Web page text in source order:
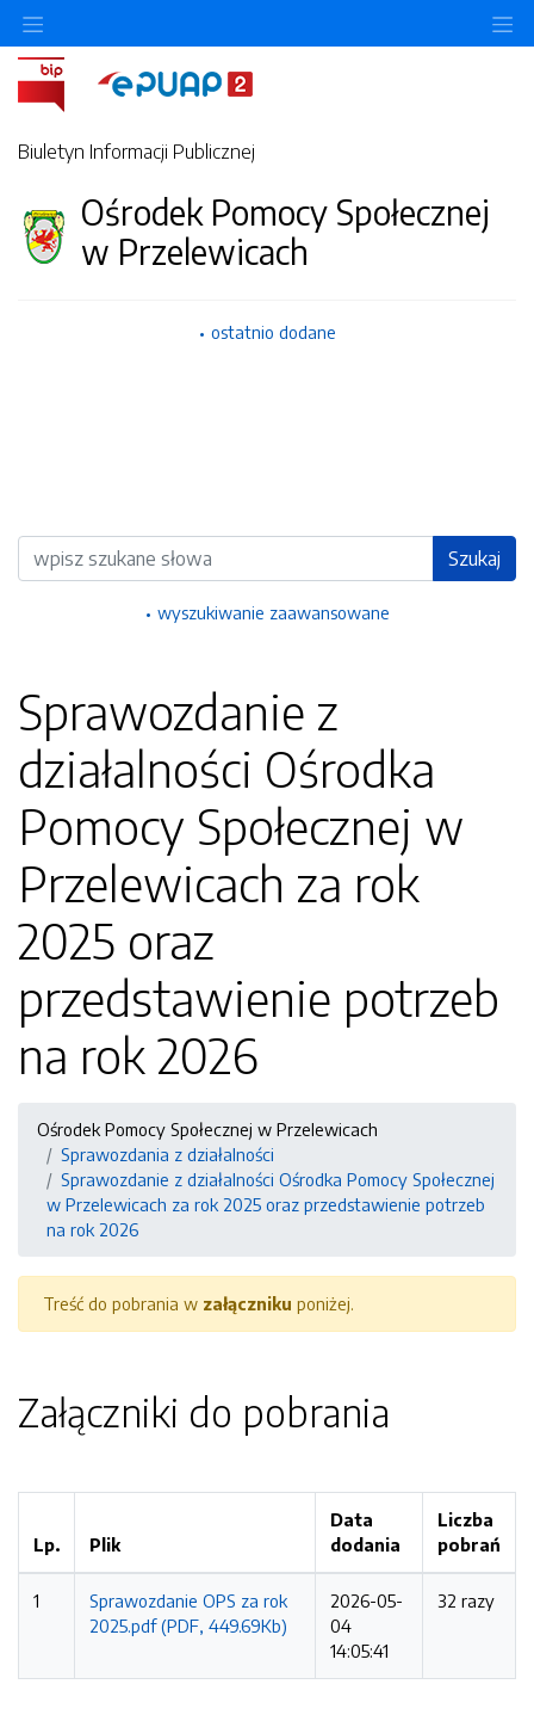
Biuletyn Informacji Publicznej
Ośrodek Pomocy Społecznej
w Przelewicach
ostatnio dodane
Wyszukiwarka Szukaj
wyszukiwanie zaawansowane
Sprawozdanie z
działalności Ośrodka
Pomocy Społecznej w
Przelewicach za rok
2025 oraz
przedstawienie potrzeb
na rok 2026
Ośrodek Pomocy Społecznej w Przelewicach
Sprawozdania z działalności
Sprawozdanie z działalności Ośrodka Pomocy Społecznej
w Przelewicach za rok 2025 oraz przedstawienie potrzeb
na rok 2026
Treść do pobrania w załączniku poniżej.
Załączniki do pobrania
Lp. Plik
Data
dodania
Liczba
pobrań
1
Sprawozdanie OPS za rok
2025.pdf (PDF, 449.69Kb)
2026-05-
04
14:05:41
32 razy